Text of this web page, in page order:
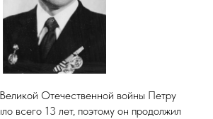
Отечественной войны Петру
всего 13 лет, поэтому он продолжил